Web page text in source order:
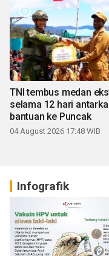
TNI tembus medan
selama 12 hari
bantuan ke Puncak
04 August 2026 17:48 WIB
Infografik